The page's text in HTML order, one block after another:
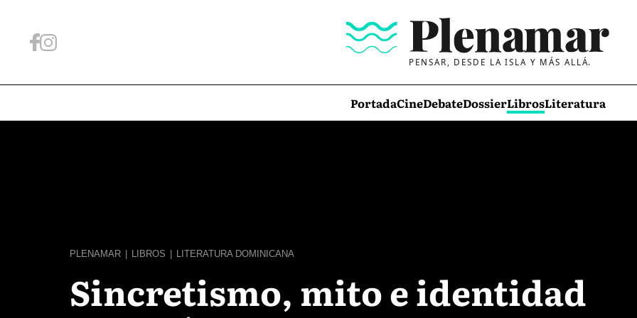
PENSAR, DESDE LA ISLA Y MÁS ALLÁ.
PortadaCineDebateDossierLibrosLiteratura
PLENAMAR LIBROS LITERATURA DOMINICANA
Sincretismo, mito e identidad